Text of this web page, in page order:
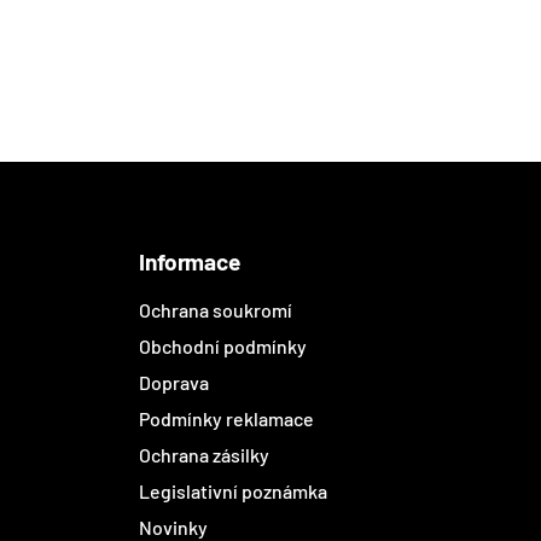
Informace
Ochrana soukromí
Obchodní podmínky
Doprava
Podmínky reklamace
Ochrana zásilky
Legislativní poznámka
Novinky